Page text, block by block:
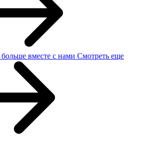
больше вместе с нами Смотреть еще